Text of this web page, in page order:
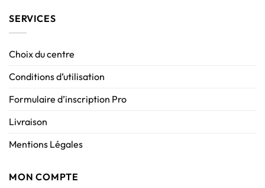
SERVICES
Choix du centre
Conditions d’utilisation
Formulaire d’inscription Pro
Livraison
Mentions Légales
MON COMPTE